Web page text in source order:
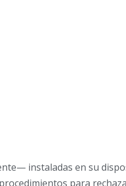
instaladas en su
para